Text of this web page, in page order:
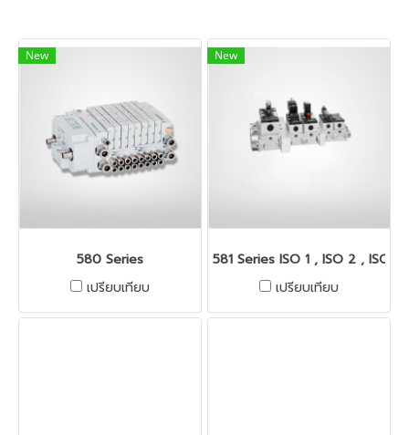
New
580 Series
เปรียบเทียบ
New
581 Series ISO 1 , ISO 2 , ISO 3
เปรียบเทียบ